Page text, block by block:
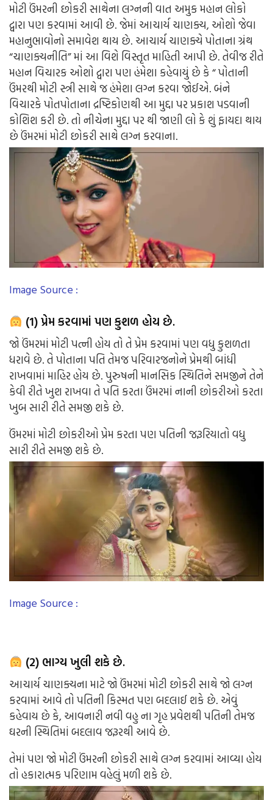
મોટી ઉંમરની છોકરી સાથેના લગ્નની વાત અમુક મહાન લોકો
દ્વારા પણ કરવામાં આવી છે. જેમાં આચાર્ય ચાણક્ય, ઓશો જેવા
મહાનુભાવોનો સમાવેશ થાય છે. આચાર્ય ચાણક્યે પોતાના ગ્રંથ
“ચાણક્યનીતિ” માં આ વિશે વિસ્તૃત માહિતી આપી છે. તેવીજ રીતે
મહાન વિચારક ઓશો દ્વારા પણ હંમેશા કહેવાયું છે કે “ પોતાની
ઉંમરથી મોટી સ્ત્રી સાથે જ હંમેશા લગ્ન કરવા જોઈએ. બંને
વિચારકે પોતપોતાના દ્રષ્ટિકોણથી આ મુદ્દા પર પ્રકાશ પડવાની
કોશિશ કરી છે. તો નીચેના મુદ્દા પર થી જાણી લો કે શું ફાયદા થાય
છે ઉંમરમાં મોટી છોકરી સાથે લગ્ન કરવાના.
Image Source :
(1) પ્રેમ કરવામાં પણ કુશળ હોય છે.
જો ઉંમરમાં મોટી પત્ની હોય તો તે પ્રેમ કરવામાં પણ વધુ કુશળતા
ધરાવે છે. તે પોતાના પતિ તેમજ પરિવારજનોને પ્રેમથી બાંધી
રાખવામાં માહિર હોય છે. પુરુષની માનસિક સ્થિતિને સમજીને તેને
કેવી રીતે ખુશ રાખવા તે પતિ કરતા ઉંમરમાં નાની છોકરીઓ કરતા
ખુબ સારી રીતે સમજી શકે છે.
ઉંમરમાં મોટી છોકરીઓ પ્રેમ કરતા પણ પતિની જરૂરિયાતો વધુ
સારી રીતે સમજી શકે છે.
Image Source :
(2) ભાગ્ય ખુલી શકે છે.
આચાર્ય ચાણક્યના માટે જો ઉંમરમાં મોટી છોકરી સાથે જો લગ્ન
કરવામાં આવે તો પતિની કિસ્મત પણ બદલાઈ શકે છે. એવું
કહેવાય છે કે, આવનારી નવી વહુ ના ગૃહ પ્રવેશથી પતિની તેમજ
ઘરની સ્થિતિમાં બદલાવ જરૂરથી આવે છે.
તેમાં પણ જો મોટી ઉંમરની છોકરી સાથે લગ્ન કરવામાં આવ્યા હોય
તો હકારાત્મક પરિણામ વહેલું મળી શકે છે.